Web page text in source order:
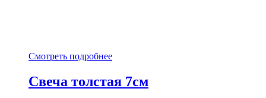
Смотреть подробнее
Свеча толстая 7см